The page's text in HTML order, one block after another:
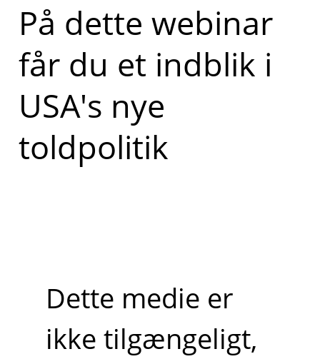
På dette webinar
får du et indblik i
USA's nye
toldpolitik
Dette medie er
ikke tilgængeligt,